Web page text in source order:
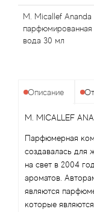
M. Micallef Ananda
парфюмированная
вода 30 мл
Описание
M. MICALLEF
Парфюмерная
создавалась для
на свет в 2004
ароматов.
являются
которые
Anne Fontaine
Annick Goutal
Antonio Puig
Antonio Visconti
Aquolina